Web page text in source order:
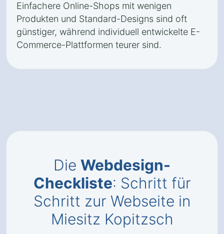
Einfachere Online-Shops mit wenigen
Produkten und Standard-Designs sind oft
günstiger, während individuell entwickelte E-
Commerce-Plattformen teurer sind.
Die Webdesign-
Checkliste: Schritt für
Schritt zur Webseite in
Miesitz Kopitzsch